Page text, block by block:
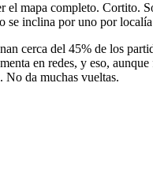
mapa completo. Cortito.
inclina por uno por
cerca del 45% de los
en redes, y eso,
No da muchas vueltas.